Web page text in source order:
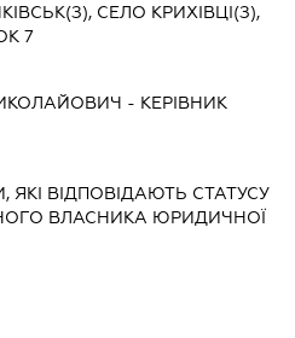
СЕЛО КРИХІВЦІ(З),
7
- КЕРІВНИК
ЯКІ ВІДПОВІДАЮТЬ СТАТУСУ
ВЛАСНИКА ЮРИДИЧНОЇ